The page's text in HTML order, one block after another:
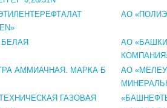
АО
АО
АММИАЧНАЯ. МАРКА Б
АО
ГАЗОВАЯ